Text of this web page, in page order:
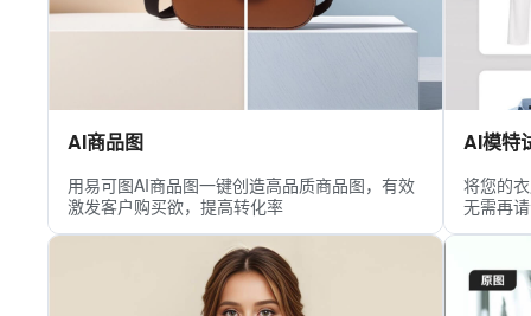
AI商品图
用易可图AI商品图一键创造高品质商品图，有效
激发客户购买欲，提高转化率
AI模特
将您的
无需再